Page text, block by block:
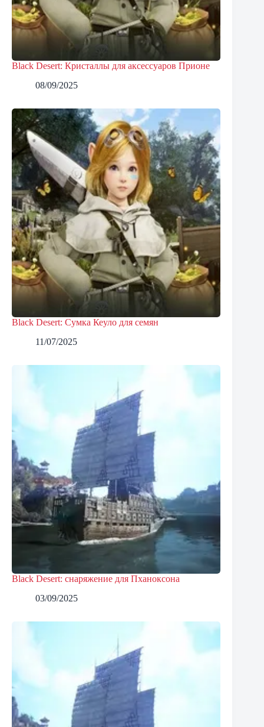
Black Desert: Кристаллы для аксессуаров Прионе
08/09/2025
Black Desert: Сумка Кеуло для семян
11/07/2025
Black Desert: снаряжение для Пханоксона
03/09/2025